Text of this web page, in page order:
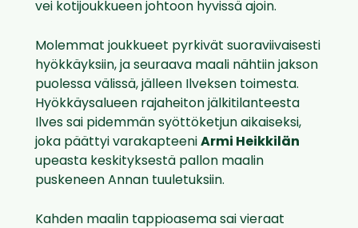
vei kotijoukkueen johtoon hyvissä ajoin.
Molemmat joukkueet pyrkivät suoraviivaisesti
hyökkäyksiin, ja seuraava maali nähtiin jakson
puolessa välissä, jälleen Ilveksen toimesta.
Hyökkäysalueen rajaheiton jälkitilanteesta
Ilves sai pidemmän syöttöketjun aikaiseksi,
joka päättyi varakapteeni Armi Heikkilän
upeasta keskityksestä pallon maalin
puskeneen Annan tuuletuksiin.
Kahden maalin tappioasema sai vieraat